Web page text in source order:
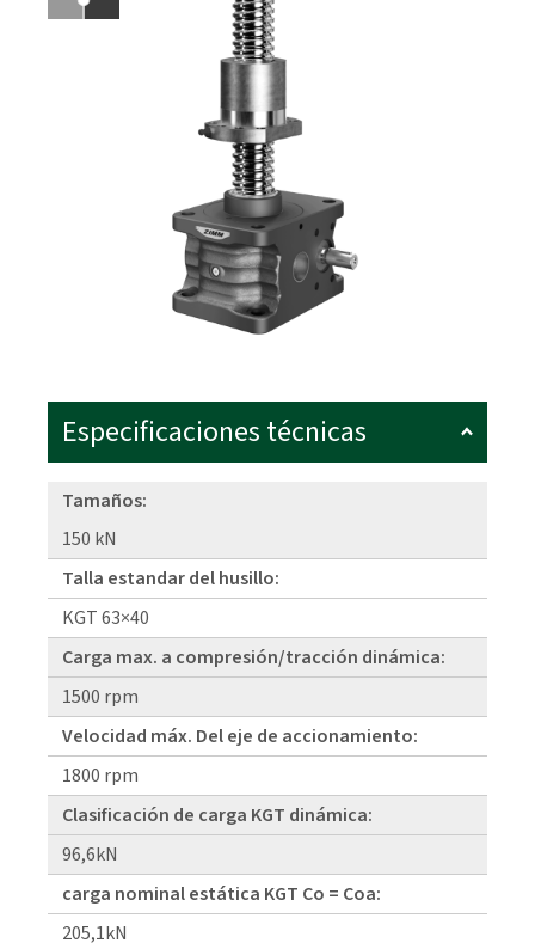
Especificaciones técnicas
Tamaños:
150 kN
Talla estandar del husillo:
KGT 63×40
Carga max. a compresión/tracción dinámica:
1500 rpm
Velocidad máx. Del eje de accionamiento:
1800 rpm
Clasificación de carga KGT dinámica:
96,6kN
carga nominal estática KGT Co = Coa:
205,1kN